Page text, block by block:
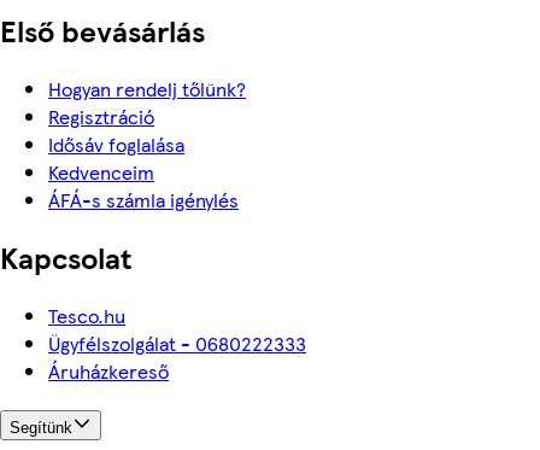
Első bevásárlás
Hogyan rendelj tőlünk?
Regisztráció
Idősáv foglalása
Kedvenceim
ÁFÁ-s számla igénylés
Kapcsolat
Tesco.hu
Ügyfélszolgálat - 0680222333
Áruházkereső
Segítünk